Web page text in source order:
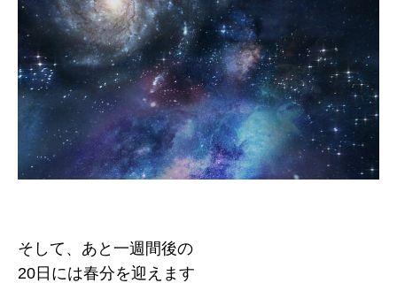
そして、あと一週間後の
20日には春分を迎えます